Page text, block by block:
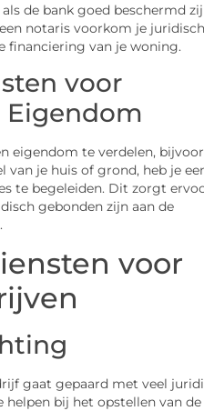
de bank goed beschermd
notaris voorkom je
financiering van je woning.
voor
Eigendom
eigendom te verdelen,
van je huis of grond, heb je
te begeleiden. Dit zorgt
gebonden zijn aan de
voor
gaat gepaard met veel
helpen bij het opstellen van de